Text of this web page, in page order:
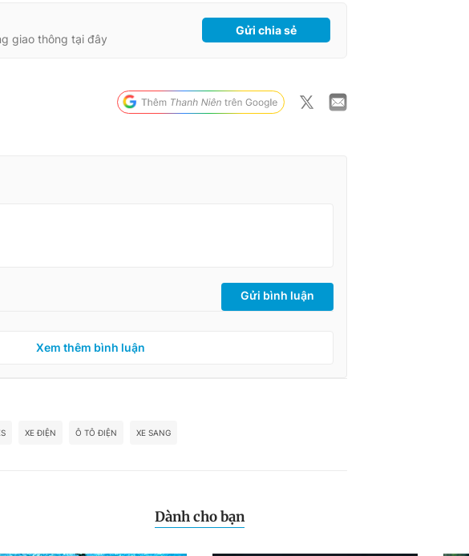
giao thông tại đây
Gửi chia sẻ
Gửi bình luận
Xem thêm bình luận
XE ĐIỆN Ô TÔ ĐIỆN XE SANG